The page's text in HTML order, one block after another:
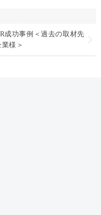
成功事例＜過去の取材先
業様＞